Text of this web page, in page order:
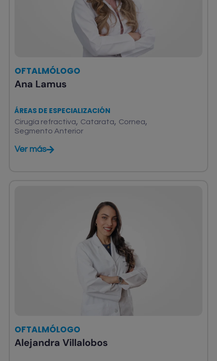
OFTALMÓLOGO
Ana Lamus
ÁREAS DE ESPECIALIZACIÓN
Cirugía refractiva, Catarata, Cornea,
Segmento Anterior
Ver más
OFTALMÓLOGO
Alejandra Villalobos